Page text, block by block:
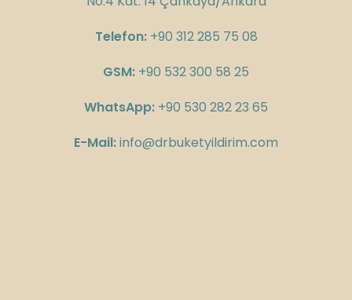
Telefon: +90 312 285 75 08
GSM: +90 532 300 58 25
WhatsApp: +90 530 282 23 65
E-Mail:info@drbuketyildirim.com